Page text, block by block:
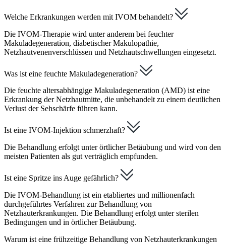
Welche Erkrankungen werden mit IVOM behandelt?
Die IVOM-Therapie wird unter anderem bei feuchter
Makuladegeneration, diabetischer Makulopathie,
Netzhautvenenverschlüssen und Netzhautschwellungen eingesetzt.
Was ist eine feuchte Makuladegeneration?
Die feuchte altersabhängige Makuladegeneration (AMD) ist eine
Erkrankung der Netzhautmitte, die unbehandelt zu einem deutlichen
Verlust der Sehschärfe führen kann.
Ist eine IVOM-Injektion schmerzhaft?
Die Behandlung erfolgt unter örtlicher Betäubung und wird von den
meisten Patienten als gut verträglich empfunden.
Ist eine Spritze ins Auge gefährlich?
Die IVOM-Behandlung ist ein etabliertes und millionenfach
durchgeführtes Verfahren zur Behandlung von
Netzhauterkrankungen. Die Behandlung erfolgt unter sterilen
Bedingungen und in örtlicher Betäubung.
Warum ist eine frühzeitige Behandlung von Netzhauterkrankungen